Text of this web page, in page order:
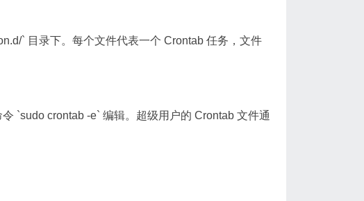
` 目录下。每个文件代表一个 Crontab 任务，文件
`sudo crontab -e` 编辑。超级用户的 Crontab 文件通